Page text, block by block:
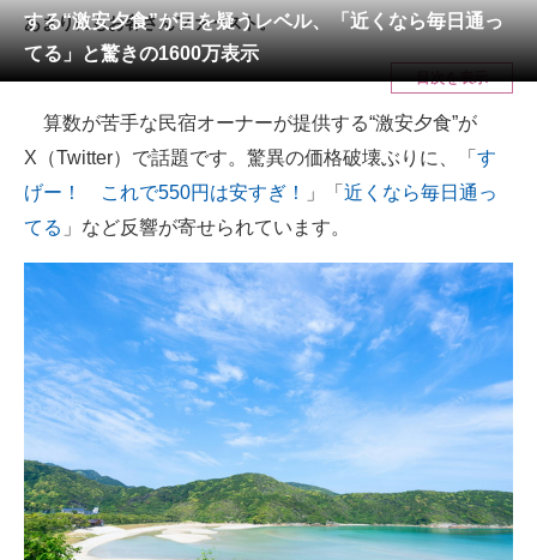
メディア
注目記事を集めた総合ページ
ITの今と未来を見通す
スマホと通信の最新トレンド
進化するPCとデバイスの未来
好きが集まる 比べて選べる
ビジネスと働き方のヒント
AI活用のいまが分かる
企業ITのトレンドを詳説
経営リーダーのコミュニティ
マーケ×ITの今がよく分かる
する“激安夕食”が目を疑うレベル、「近くなら毎日通っ
てる」と驚きの1600万表示
あまりにもお客さんファースト。
目次を表示
算数が苦手な民宿オーナーが提供する“激安夕食”が
X（Twitter）で話題です。驚異の価格破壊ぶりに、「 す
げー！ これで550円は安すぎ！
」「 近くなら毎日通っ
てる 」など反響が寄せられています。